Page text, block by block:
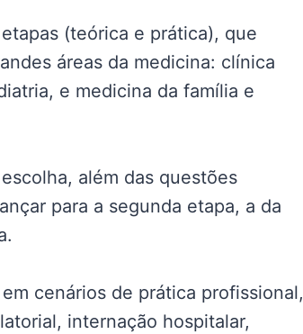
(teórica e prática), que
áreas da medicina: clínica
e medicina da família e
além das questões
para a segunda etapa, a da
cenários de prática profissional,
internação hospitalar,